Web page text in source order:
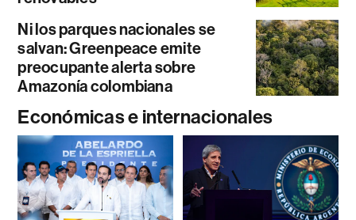
Ni los parques nacionales se
salvan: Greenpeace emite
preocupante alerta sobre
Amazonía colombiana
Económicas e internacionales